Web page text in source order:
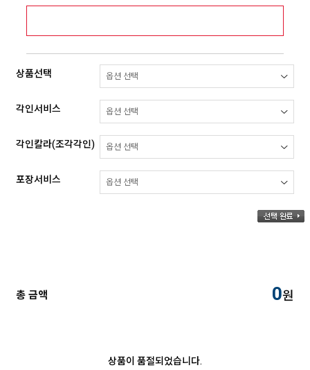
상품선택
각인서비스
각인칼라(조각각인)
포장서비스
총 금액 0원
상품이 품절되었습니다.